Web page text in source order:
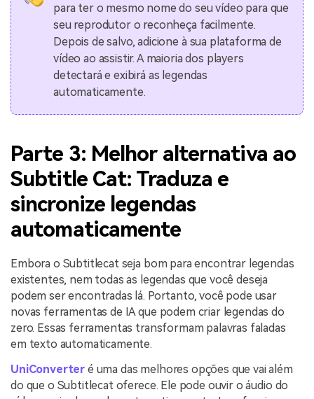
para ter o mesmo nome do seu vídeo para que
seu reprodutor o reconheça facilmente.
Depois de salvo, adicione à sua plataforma de
vídeo ao assistir. A maioria dos players
detectará e exibirá as legendas
automaticamente.
Parte 3: Melhor alternativa ao
Subtitle Cat: Traduza e
sincronize legendas
automaticamente
Embora o Subtitlecat seja bom para encontrar legendas
existentes, nem todas as legendas que você deseja
podem ser encontradas lá. Portanto, você pode usar
novas ferramentas de IA que podem criar legendas do
zero. Essas ferramentas transformam palavras faladas
em texto automaticamente.
UniConverter é uma das melhores opções que vai além
do que o Subtitlecat oferece. Ele pode ouvir o áudio do